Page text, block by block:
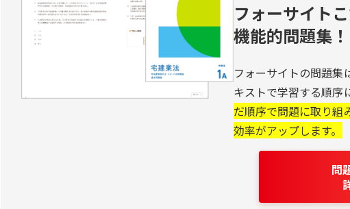
フォーサイト
機能的問題集！
フォーサイトの問題集
キストで学習する順序
だ順序で問題に取り組
効率がアップします。
問